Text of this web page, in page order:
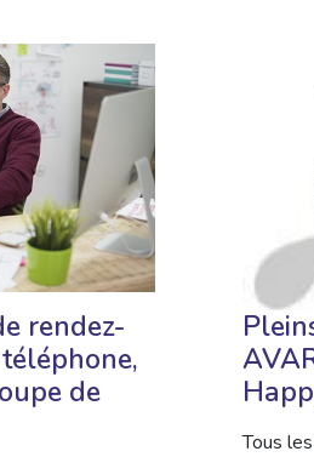
rendez-
de
Tous